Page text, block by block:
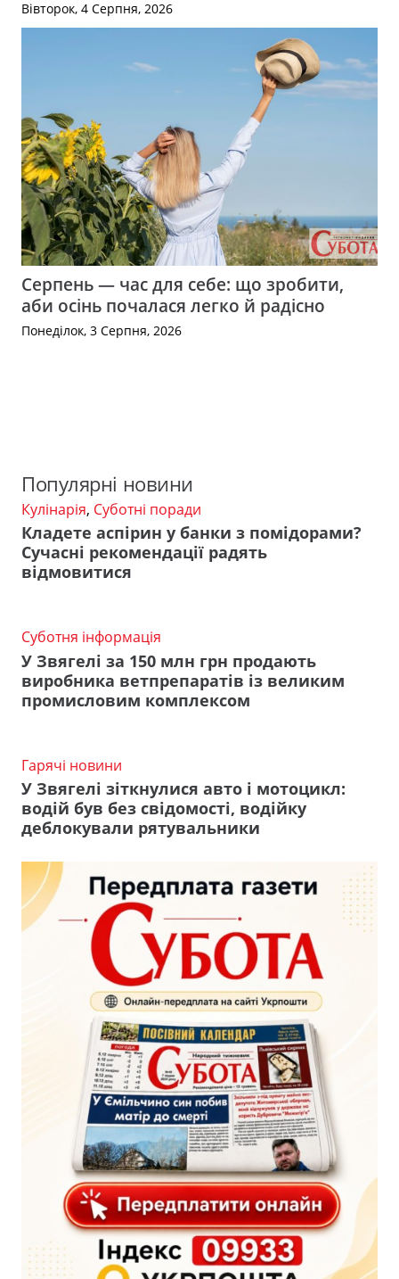
Вівторок, 4 Серпня, 2026
Серпень — час для себе: що зробити,
аби осінь почалася легко й радісно
Понеділок, 3 Серпня, 2026
Популярні новини
Кулінарія, Суботні поради
Кладете аспірин у банки з помідорами?
Сучасні рекомендації радять
відмовитися
Суботня інформація
У Звягелі за 150 млн грн продають
виробника ветпрепаратів із великим
промисловим комплексом
Гарячі новини
У Звягелі зіткнулися авто і мотоцикл:
водій був без свідомості, водійку
деблокували рятувальники